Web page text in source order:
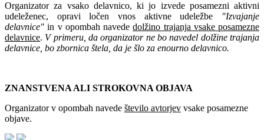
Organizator za vsako delavnico, ki jo izvede posamezni aktivni
udeleženec, opravi ločen vnos aktivne udeležbe
"Izvajanje
delavnice"in v opombah navededolžino trajanja vsake posamezne
delavnice. V primeru, da organizator ne bo navedel dolžine trajanja
delavnice, bo zbornica štela, da je šlo za enourno delavnico.
ZNANSTVENA ALI STROKOVNA OBJAVA
Organizator v opombah navede število avtorjev vsake posamezne
objave.